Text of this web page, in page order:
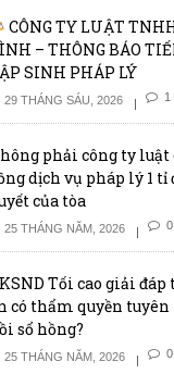
dẫn Luật Sở
Đơn giản hóa
tạo thuận
cá nhân và
CÔNG TY LUẬT
– THÔNG BÁO
SINH PHÁP LÝ
THÁNG SÁU, 2026 1
phải công ty luật
dịch vụ pháp lý 1 tỉ
của tòa
THÁNG NĂM, 2026
Tối cao giải đáp
có thẩm quyền
sổ hồng?
THÁNG NĂM, 2026